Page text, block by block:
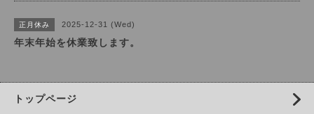
正月休み 2025-12-31 (Wed)
年末年始を休業致します。
トップページ